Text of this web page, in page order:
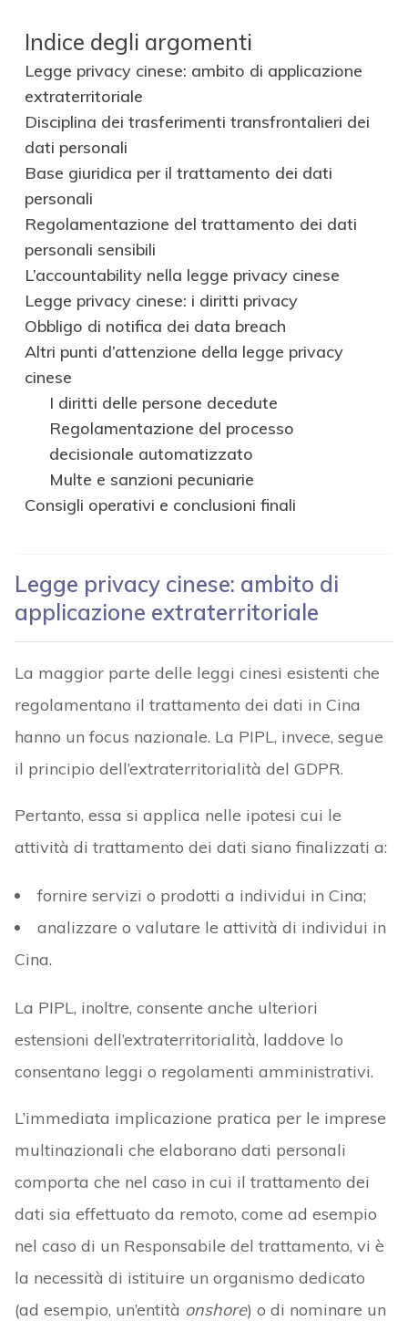
Indice degli argomenti
Legge privacy cinese: ambito di applicazione
extraterritoriale
Disciplina dei trasferimenti transfrontalieri dei
dati personali
Base giuridica per il trattamento dei dati
personali
Regolamentazione del trattamento dei dati
personali sensibili
L’accountability nella legge privacy cinese
Legge privacy cinese: i diritti privacy
Obbligo di notifica dei data breach
Altri punti d’attenzione della legge privacy
cinese
I diritti delle persone decedute
Regolamentazione del processo
decisionale automatizzato
Multe e sanzioni pecuniarie
Consigli operativi e conclusioni finali
Legge privacy cinese: ambito di
applicazione extraterritoriale
La maggior parte delle leggi cinesi esistenti che
regolamentano il trattamento dei dati in Cina
hanno un focus nazionale. La PIPL, invece, segue
il principio dell’extraterritorialità del GDPR.
Pertanto, essa si applica nelle ipotesi cui le
attività di trattamento dei dati siano finalizzati a:
fornire servizi o prodotti a individui in Cina;
analizzare o valutare le attività di individui in
Cina.
La PIPL, inoltre, consente anche ulteriori
estensioni dell’extraterritorialità, laddove lo
consentano leggi o regolamenti amministrativi.
L’immediata implicazione pratica per le imprese
multinazionali che elaborano dati personali
comporta che nel caso in cui il trattamento dei
dati sia effettuato da remoto, come ad esempio
nel caso di un Responsabile del trattamento, vi è
la necessità di istituire un organismo dedicato
(ad esempio, un’entità onshore) o di nominare un